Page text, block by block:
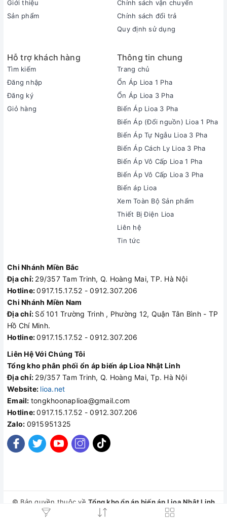
Giới thiệu
Sản phẩm
Chính sách vận chuyển
Chính sách đổi trả
Quy định sử dụng
Hỗ trợ khách hàng
Tìm kiếm
Đăng nhập
Đăng ký
Giỏ hàng
Thông tin chung
Trang chủ
Ổn Áp Lioa 1 Pha
Ổn Áp Lioa 3 Pha
Biến Áp Lioa 3 Pha
Biến Áp (Đổi nguồn) Lioa 1 Pha
Biến Áp Tự Ngẫu Lioa 3 Pha
Biến Áp Cách Ly Lioa 3 Pha
Biến Áp Vô Cấp Lioa 1 Pha
Biến Áp Vô Cấp Lioa 3 Pha
Biến áp Lioa
Xem Toàn Bộ Sản phẩm
Thiết Bị Điện Lioa
Liên hệ
Tin tức
Chi Nhánh Miền Bắc
Địa chỉ: 29/357 Tam Trinh, Q. Hoàng Mai, TP. Hà Nội
Hotline:0917.15.17.52 - 0912.307.206
Chi Nhánh Miền Nam
Địa chỉ: Số 101 Trường Trinh , Phường 12, Quận Tân Bình - TP
Hồ Chí Minh.
Hotline:0917.15.17.52 - 0912.307.206
Liên Hệ Với Chúng Tôi
Tổng kho phân phối ổn áp biến áp Lioa Nhật Linh
Địa chỉ: 29/357 Tam Trinh, Q. Hoàng Mai, Tp. Hà Nội
Website: lioa.net
Email: tongkhoonaplioa@gmail.com
Hotline:0917.15.17.52 - 0912.307.206
Zalo: 0915951325
© Bản quyền thuộc về Tổng kho ổn áp biến áp Lioa Nhật Linh
Cung cấp bởi